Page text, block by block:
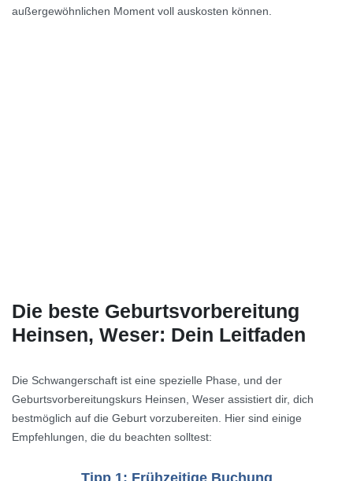
außergewöhnlichen Moment voll auskosten können.
Die beste Geburtsvorbereitung
Heinsen, Weser: Dein Leitfaden
Die Schwangerschaft ist eine spezielle Phase, und der
Geburtsvorbereitungskurs Heinsen, Weser assistiert dir, dich
bestmöglich auf die Geburt vorzubereiten. Hier sind einige
Empfehlungen, die du beachten solltest: